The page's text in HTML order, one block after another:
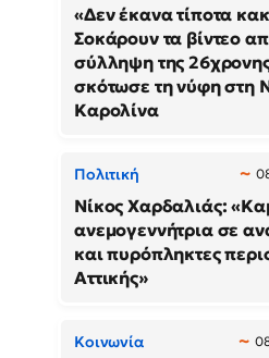
«Δεν έκανα τίποτα
Σοκάρουν τα βίντεο
σύλληψη της
σκότωσε τη νύφη στη
Καρολίνα
Πολιτική
Νίκος Χαρδαλιάς:
ανεμογεννήτρια σε
και πυρόπληκτες
Αττικής»
Κοινωνία